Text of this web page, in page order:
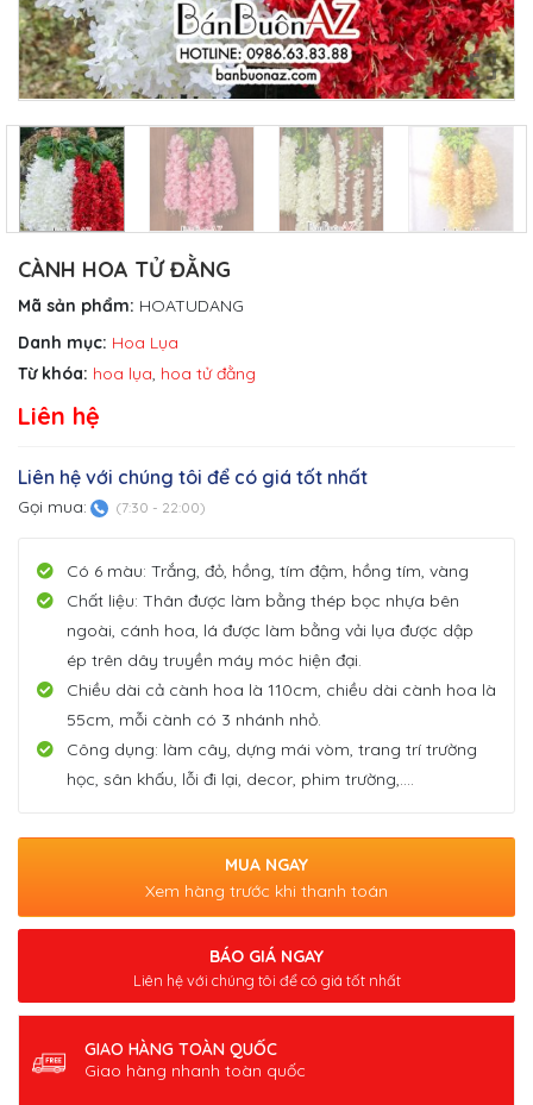
CÀNH HOA TỬ ĐẰNG
Mã sản phẩm: HOATUDANG
Danh mục: Hoa Lụa
Từ khóa: hoa lụa, hoa tử đằng
Liên hệ
Liên hệ với chúng tôi để có giá tốt nhất
Gọi mua: (7:30 - 22:00)
Có 6 màu: Trắng, đỏ, hồng, tím đậm, hồng tím, vàng
Chất liệu: Thân được làm bằng thép bọc nhựa bên
ngoài, cánh hoa, lá được làm bằng vải lụa được dập
ép trên dây truyền máy móc hiện đại.
Chiều dài cả cành hoa là 110cm, chiều dài cành hoa là
55cm, mỗi cành có 3 nhánh nhỏ.
Công dụng: làm cây, dựng mái vòm, trang trí trường
học, sân khấu, lỗi đi lại, decor, phim trường,….
MUA NGAY
Xem hàng trước khi thanh toán
BÁO GIÁ NGAY
Liên hệ với chúng tôi để có giá tốt nhất
GIAO HÀNG TOÀN QUỐC
Giao hàng nhanh toàn quốc